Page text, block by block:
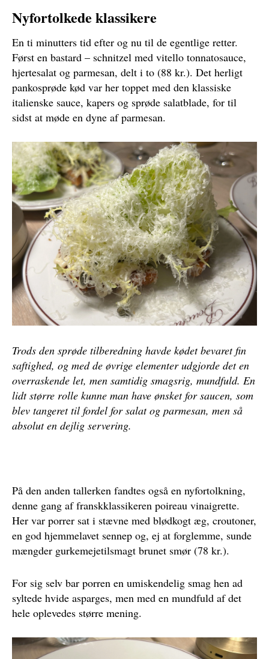
Nyfortolkede klassikere
En ti minutters tid efter og nu til de egentlige retter.
Først en bastard – schnitzel med vitello tonnatosauce,
hjertesalat og parmesan, delt i to (88 kr.). Det herligt
pankosprøde kød var her toppet med den klassiske
italienske sauce, kapers og sprøde salatblade, for til
sidst at møde en dyne af parmesan.
Trods den sprøde tilberedning havde kødet bevaret fin
saftighed, og med de øvrige elementer udgjorde det en
overraskende let, men samtidig smagsrig, mundfuld. En
lidt større rolle kunne man have ønsket for saucen, som
blev tangeret til fordel for salat og parmesan, men så
absolut en dejlig servering.
På den anden tallerken fandtes også en nyfortolkning,
denne gang af franskklassikeren poireau vinaigrette.
Her var porrer sat i stævne med blødkogt æg, croutoner,
en god hjemmelavet sennep og, ej at forglemme, sunde
mængder gurkemejetilsmagt brunet smør (78 kr.).
For sig selv bar porren en umiskendelig smag hen ad
syltede hvide asparges, men med en mundfuld af det
hele oplevedes større mening.